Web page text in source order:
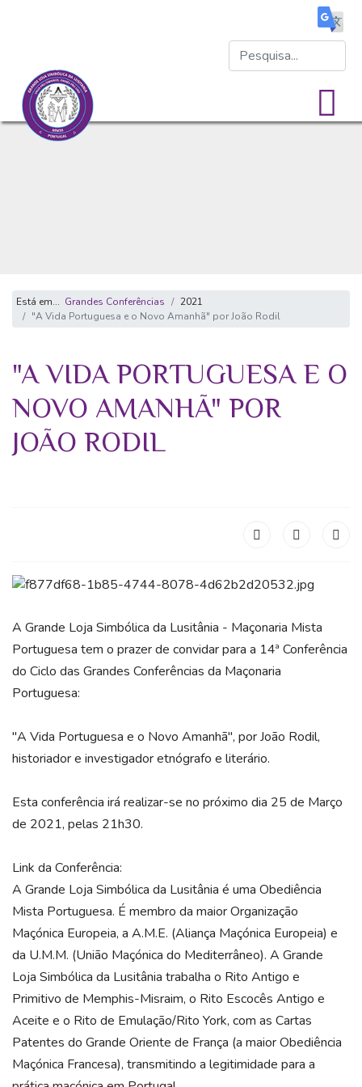
Está em... Grandes Conferências
2021
"A Vida Portuguesa e o Novo Amanhã" por João Rodil
"A VIDA PORTUGUESA E O
NOVO AMANHÃ" POR
JOÃO RODIL
A Grande Loja Simbólica da Lusitânia - Maçonaria Mista
Portuguesa tem o prazer de convidar para a 14ª Conferência
do Ciclo das Grandes Conferências da Maçonaria
Portuguesa:
"A Vida Portuguesa e o Novo Amanhã", por João Rodil,
historiador e investigador etnógrafo e literário.
Esta conferência irá realizar-se no próximo dia 25 de Março
de 2021, pelas 21h30.
Link da Conferência:
A Grande Loja Simbólica da Lusitânia é uma Obediência
Mista Portuguesa. É membro da maior Organização
Maçónica Europeia, a A.M.E. (Aliança Maçónica Europeia) e
da U.M.M. (União Maçónica do Mediterrâneo). A Grande
Loja Simbólica da Lusitânia trabalha o Rito Antigo e
Primitivo de Memphis-Misraim, o Rito Escocês Antigo e
Aceite e o Rito de Emulação/Rito York, com as Cartas
Patentes do Grande Oriente de França (a maior Obediência
Maçónica Francesa), transmitindo a legitimidade para a